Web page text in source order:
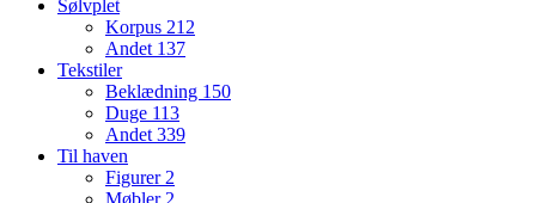
Sølvplet
Korpus 212
Andet 137
Tekstiler
Beklædning 150
Duge 113
Andet339
Til haven
Figurer2